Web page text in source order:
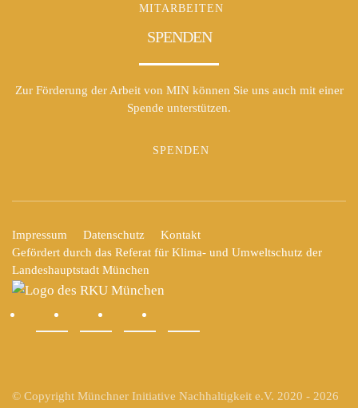
MITARBEITEN
SPENDEN
Zur Förderung der Arbeit von MIN können Sie uns auch mit einer
Spende unterstützen.
SPENDEN
Impressum Datenschutz
Kontakt
Gefördert durch das Referat für Klima- und Umweltschutz der
Landeshauptstadt München
© Copyright Münchner Initiative Nachhaltigkeit e.V. 2020 - 2026